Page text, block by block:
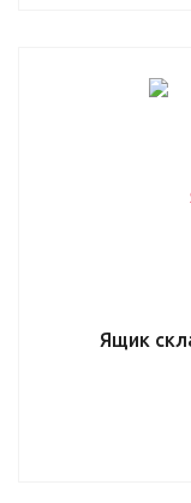
Ящик